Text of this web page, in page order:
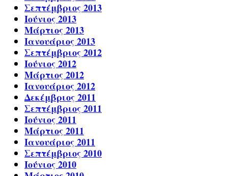
Σεπτέμβριος 2013
Ιούνιος 2013
Μάρτιος 2013
Ιανουάριος 2013
Σεπτέμβριος 2012
Ιούνιος 2012
Μάρτιος 2012
Ιανουάριος 2012
Δεκέμβριος 2011
Σεπτέμβριος 2011
Ιούνιος 2011
Μάρτιος 2011
Ιανουάριος 2011
Σεπτέμβριος 2010
Ιούνιος 2010